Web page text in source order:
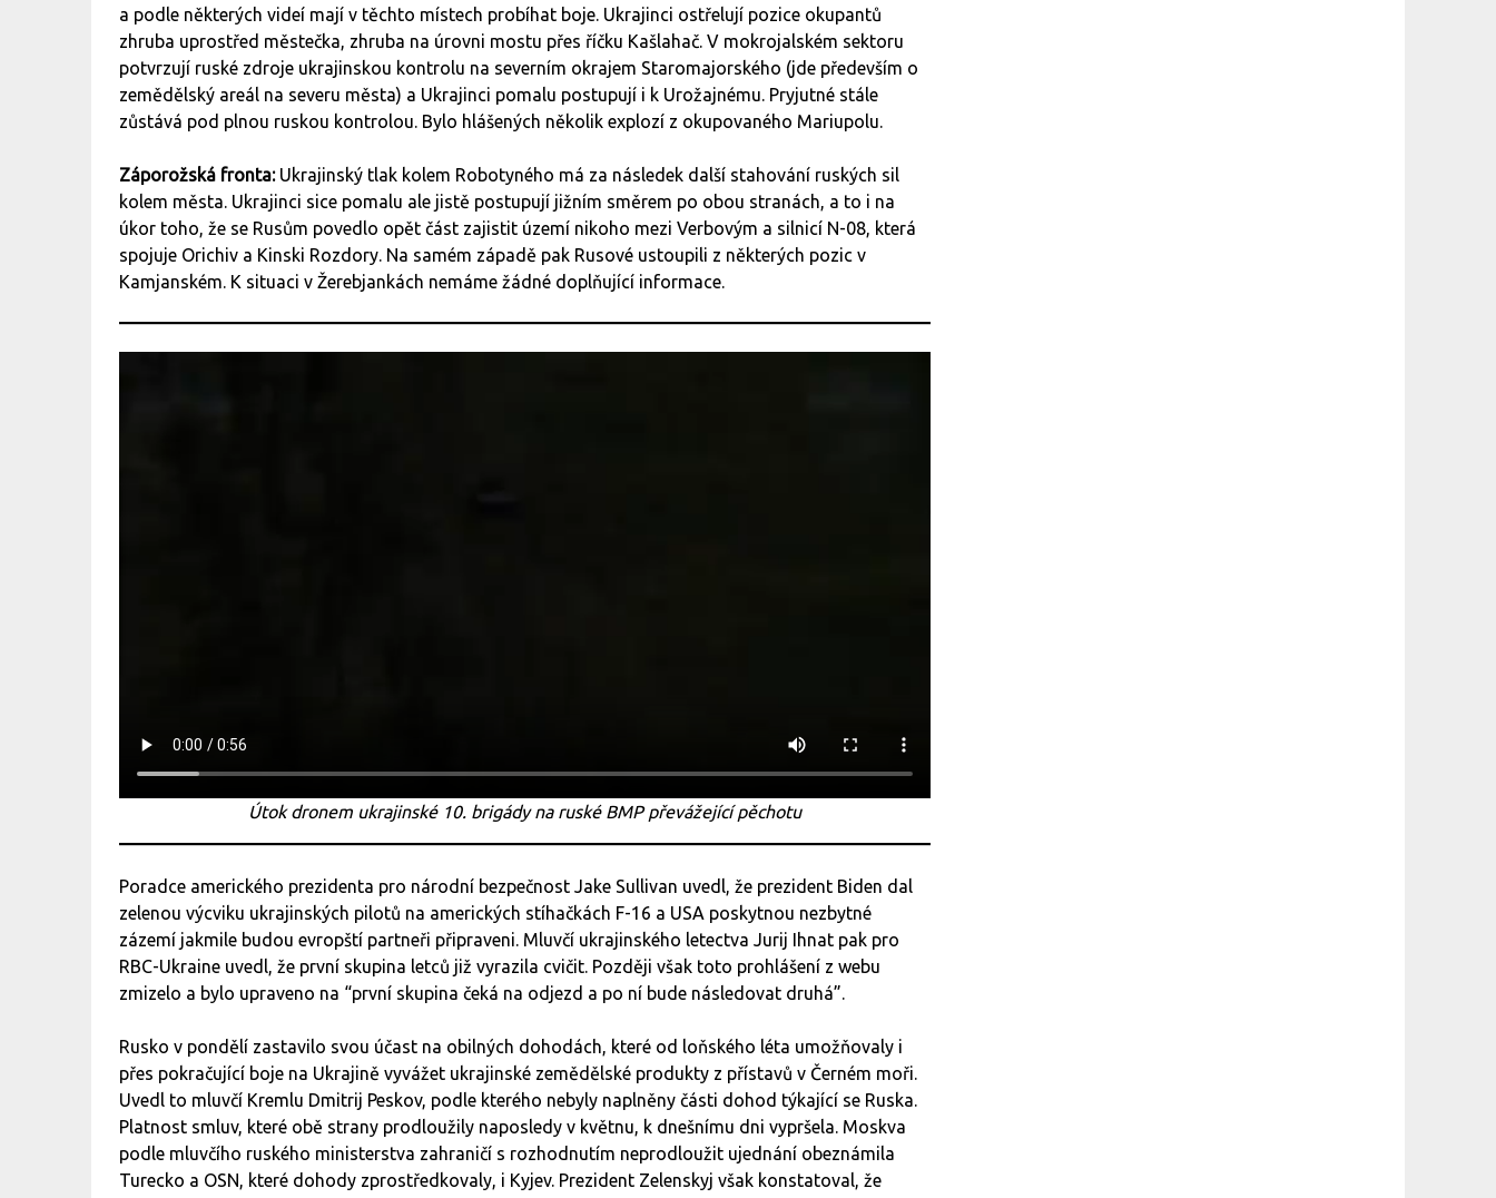
a podle některých videí mají v těchto místech probíhat boje. Ukrajinci ostřelují pozice okupantů
zhruba uprostřed městečka, zhruba na úrovni mostu přes říčku Kašlahač. V mokrojalském sektoru
potvrzují ruské zdroje ukrajinskou kontrolu na severním okrajem Staromajorského (jde především o
zemědělský areál na severu města) a Ukrajinci pomalu postupují i k Urožajnému. Pryjutné stále
zůstává pod plnou ruskou kontrolou. Bylo hlášených několik explozí z okupovaného Mariupolu.
Záporožská fronta: Ukrajinský tlak kolem Robotyného má za následek další stahování ruských sil
kolem města. Ukrajinci sice pomalu ale jistě postupují jižním směrem po obou stranách, a to i na
úkor toho, že se Rusům povedlo opět část zajistit území nikoho mezi Verbovým a silnicí N-08, která
spojuje Orichiv a Kinski Rozdory. Na samém západě pak Rusové ustoupili z některých pozic v
Kamjanském. K situaci v Žerebjankách nemáme žádné doplňující informace.
Útok dronem ukrajinské 10. brigády na ruské BMP převážející pěchotu
Poradce amerického prezidenta pro národní bezpečnost Jake Sullivan uvedl, že prezident Biden dal
zelenou výcviku ukrajinských pilotů na amerických stíhačkách F-16 a USA poskytnou nezbytné
zázemí jakmile budou evropští partneři připraveni. Mluvčí ukrajinského letectva Jurij Ihnat pak pro
RBC-Ukraine uvedl, že první skupina letců již vyrazila cvičit. Později však toto prohlášení z webu
zmizelo a bylo upraveno na “první skupina čeká na odjezd a po ní bude následovat druhá”.
Rusko v pondělí zastavilo svou účast na obilných dohodách, které od loňského léta umožňovaly i
přes pokračující boje na Ukrajině vyvážet ukrajinské zemědělské produkty z přístavů v Černém moři.
Uvedl to mluvčí Kremlu Dmitrij Peskov, podle kterého nebyly naplněny části dohod týkající se Ruska.
Platnost smluv, které obě strany prodloužily naposledy v květnu, k dnešnímu dni vypršela. Moskva
podle mluvčího ruského ministerstva zahraničí s rozhodnutím neprodloužit ujednání obeznámila
Turecko a OSN, které dohody zprostředkovaly, i Kyjev. Prezident Zelenskyj však konstatoval, že